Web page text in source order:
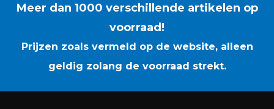
Meer dan 1000 verschillende artikelen op
voorraad!
Prijzen zoals vermeld op de website, alleen
geldig zolang de voorraad strekt.